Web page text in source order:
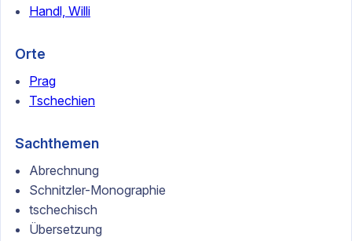
Handl, Willi
Orte
Prag
Tschechien
Sachthemen
Abrechnung
Schnitzler-Monographie
tschechisch
Übersetzung